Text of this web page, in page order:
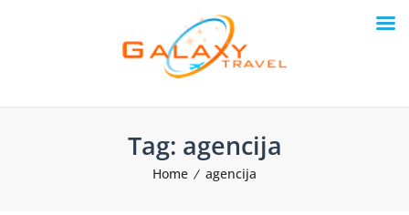
Tag: agencija
Home agencija